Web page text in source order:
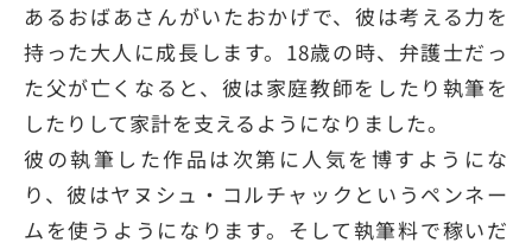
あるおばあさんがいたおかげで、彼は考える力を
持った大人に成長します。18歳の時、弁護士だっ
た父が亡くなると、彼は家庭教師をしたり執筆を
したりして家計を支えるようになりました。
彼の執筆した作品は次第に人気を博すようにな
り、彼はヤヌシュ・コルチャックというペンネー
ムを使うようになります。そして執筆料で稼いだ